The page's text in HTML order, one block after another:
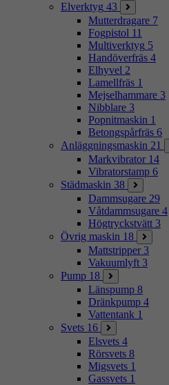
Elverktyg 43
Mutterdragare 7
Fogpistol 11
Multiverktyg 5
Handöverfräs 4
Elhyvel 2
Lamellfräs 1
Mejselhammare 3
Nibblare 3
Popnitmaskin 1
Betongspårfräs 6
Anläggningsmaskin 21
Markvibrator 14
Vibratorstamp 6
Städmaskin 38
Dammsugare 29
Våtdammsugare 4
Högtryckstvätt 3
Övrig maskin 18
Mattstripper 3
Vakuumlyft 3
Pump 18
Länspump 8
Dränkpump 4
Vattentank 1
Svets 16
Elsvets 4
Rörsvets 8
Migsvets 1
Gassvets 1